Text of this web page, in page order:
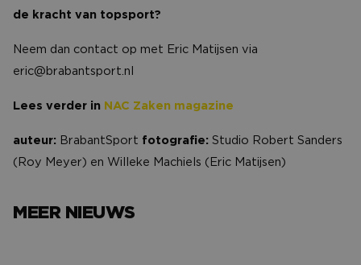
de kracht van topsport?
Neem dan contact op met Eric Matijsen via
eric@brabantsport.nl
Lees verder in NAC Zaken magazine
auteur: BrabantSport fotografie: Studio Robert Sanders
(Roy Meyer) en Willeke Machiels (Eric Matijsen)
MEER NIEUWS